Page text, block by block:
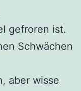
gefroren ist.
Schwächen
aber wisse